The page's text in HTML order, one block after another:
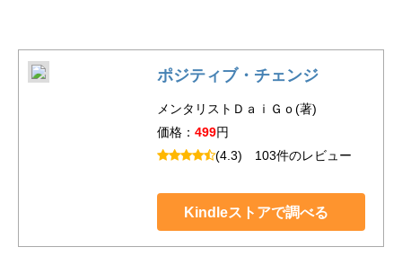
ポジティブ・チェンジ
メンタリストＤａｉＧｏ(著)
価格： 499円
(4.3) 103件のレビュー
Kindleストアで調べる